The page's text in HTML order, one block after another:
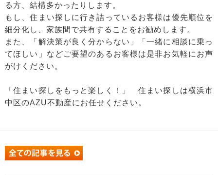
る方、結構多かったりします。
もし、住まい探しに行き詰っているお客様は優先順位を
細分化し、家族間で共有することをお勧めします。
また、「解決策が良く分からない」「一緒に相談に乗っ
てほしい」などご要望のあるお客様は是非お気軽にお声
がけください。
「住まい探しをもっと楽しく！」 住まい探しは横浜市
中区のAZU不動産にお任せください。